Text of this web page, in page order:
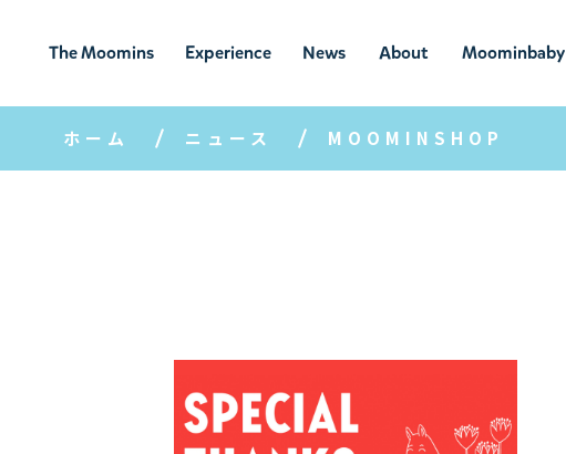
The Moomins
ムーミンの
世界
Experience
ムーミンの世
界を楽しむ
News
ニュ
ース
About
ムーミン
について
Moominbaby
ムーミンベ
ビー
ホーム ニュース MOOMINSHOP